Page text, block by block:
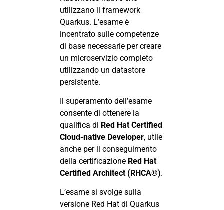
utilizzano il framework
Quarkus. L’esame è
incentrato sulle competenze
di base necessarie per creare
un microservizio completo
utilizzando un datastore
persistente.
Il superamento dell’esame
consente di ottenere la
qualifica di Red Hat Certified
Cloud-native Developer, utile
anche per il conseguimento
della certificazione Red Hat
Certified Architect (RHCA®).
L’esame si svolge sulla
versione Red Hat di Quarkus